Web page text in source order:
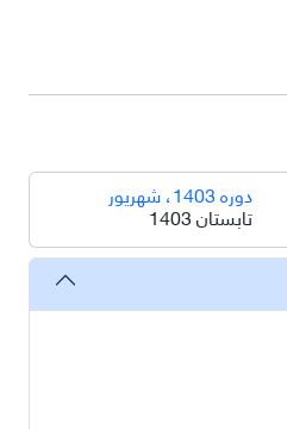
دوره 1403، شهریور
تابستان 1403